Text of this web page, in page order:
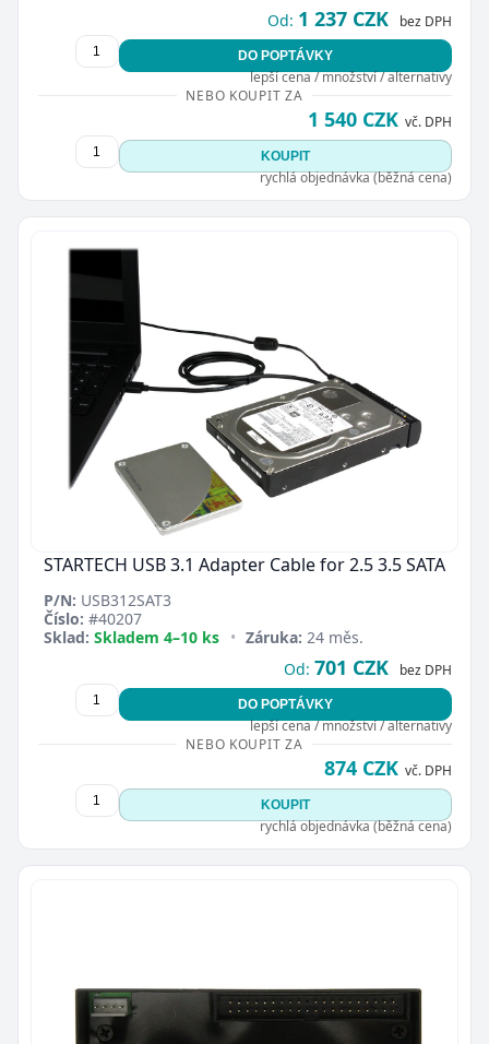
Od: 1 237 CZK bez DPH
DO POPTÁVKY
lepší cena / množství / alternativy
NEBO KOUPIT ZA
1 540 CZK vč. DPH
KOUPIT
rychlá objednávka (běžná cena)
STARTECH USB 3.1 Adapter Cable for 2.5 3.5 SATA
P/N: USB312SAT3
Číslo: #40207
Sklad: Skladem 4–10 ks • Záruka: 24 měs.
Od: 701 CZK bez DPH
DO POPTÁVKY
lepší cena / množství / alternativy
NEBO KOUPIT ZA
874 CZK vč. DPH
KOUPIT
rychlá objednávka (běžná cena)